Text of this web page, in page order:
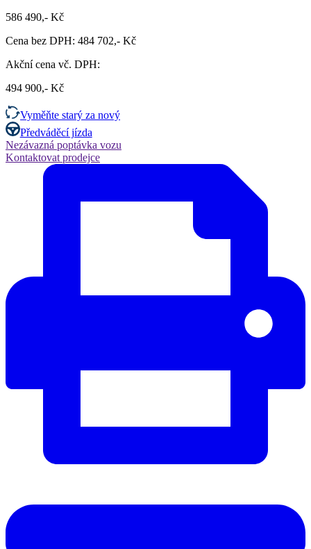
586 490,- Kč
Cena bez DPH: 484 702,- Kč
Akční cena vč. DPH:
494 900,- Kč
Vyměňte starý za nový
Předváděcí jízda
Nezávazná poptávka vozu
Kontaktovat prodejce